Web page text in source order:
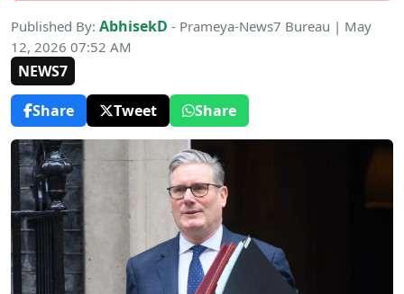
Published By: AbhisekD - Prameya-News7 Bureau | May
12, 2026 07:52 AM
NEWS7
Share
Tweet Share